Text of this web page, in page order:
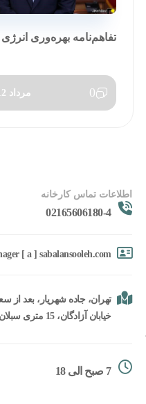
تفاهم‌نامه بهره‌وری
0 مرداد 12, 1405
اطلاعات تماس کارخانه
02165606180-4
[ a ] sabalansooleh.com
تهران، جاده شهریار، بعد از
خیابان آزادگان، 15 متری سبلان
7 صبح الی 18